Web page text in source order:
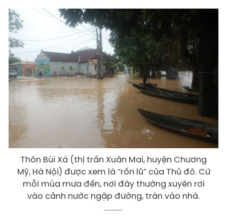
Thôn Bùi Xá (thị trấn Xuân Mai, huyện Chương
Mỹ, Hà Nội) được xem là “rốn lũ” của Thủ đô. Cứ
mỗi mùa mưa đến, nơi đây thường xuyên rơi
vào cảnh nước ngập đường, tràn vào nhà.